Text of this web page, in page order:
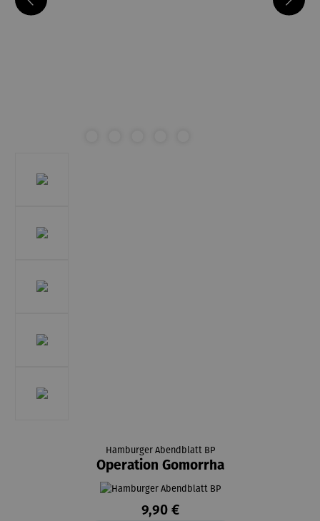
Hamburger Abendblatt BP
Operation Gomorrha
9,90 €